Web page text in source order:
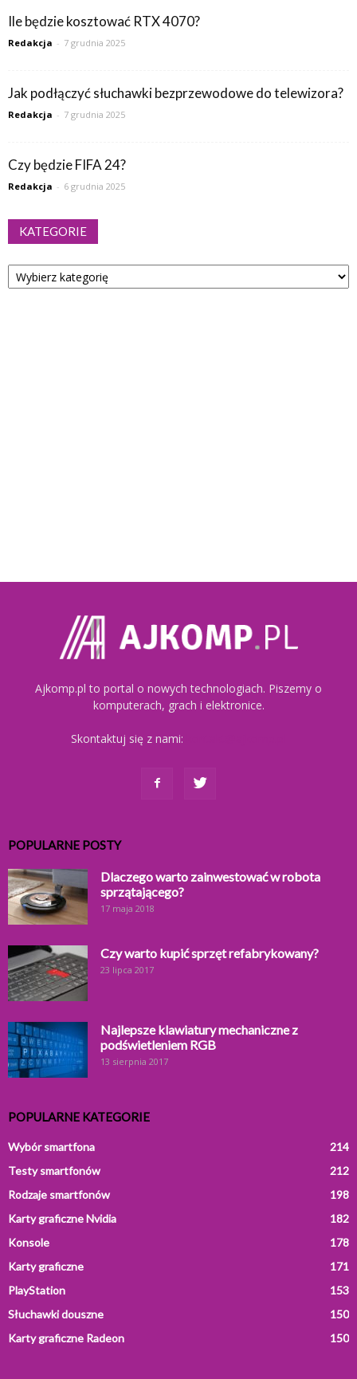
Ile będzie kosztować RTX 4070?
Redakcja - 7 grudnia 2025
Jak podłączyć słuchawki bezprzewodowe do telewizora?
Redakcja - 7 grudnia 2025
Czy będzie FIFA 24?
Redakcja - 6 grudnia 2025
KATEGORIE
Kategorie
Ajkomp.pl to portal o nowych technologiach. Piszemy o
komputerach, grach i elektronice.
Skontaktuj się z nami:
POPULARNE POSTY
Dlaczego warto zainwestować w robota
sprzątającego?
17 maja 2018
Czy warto kupić sprzęt refabrykowany?
23 lipca 2017
Najlepsze klawiatury mechaniczne z
podświetleniem RGB
13 sierpnia 2017
POPULARNE KATEGORIE
Wybór smartfona
214
Testy smartfonów
212
Rodzaje smartfonów
198
Karty graficzne Nvidia
182
Konsole
178
Karty graficzne
171
PlayStation
153
Słuchawki douszne
150
Karty graficzne Radeon
150